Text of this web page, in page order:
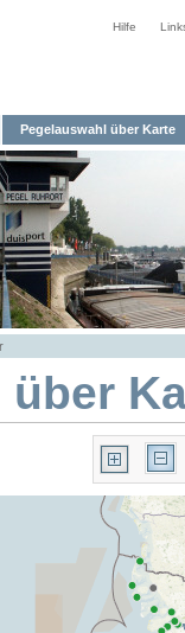
Hilfe
Pegelauswahl über Karte
über